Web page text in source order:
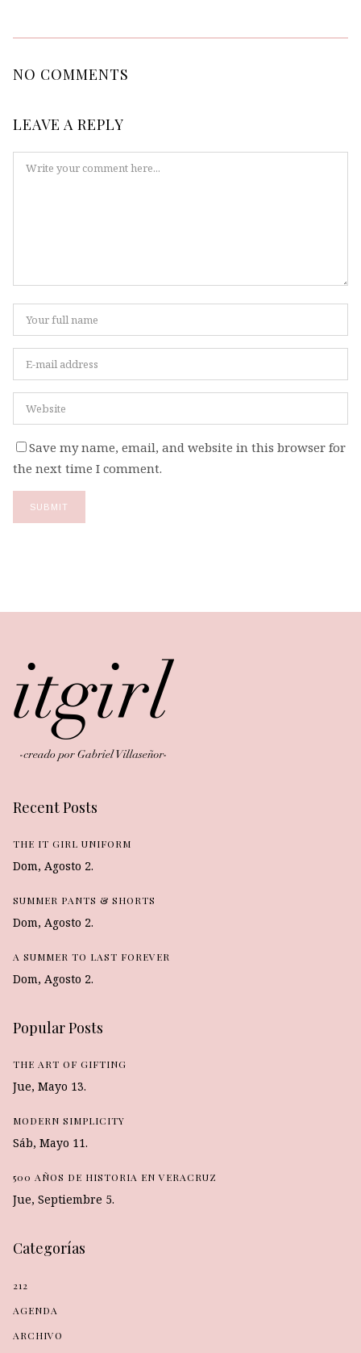
NO COMMENTS
LEAVE A REPLY
Save my name, email, and website in this browser for
the next time I comment.
Recent Posts
THE IT GIRL UNIFORM
Dom, Agosto 2.
SUMMER PANTS & SHORTS
Dom, Agosto 2.
A SUMMER TO LAST FOREVER
Dom, Agosto 2.
Popular Posts
THE ART OF GIFTING
Jue, Mayo 13.
MODERN SIMPLICITY
Sáb, Mayo 11.
500 AÑOS DE HISTORIA EN VERACRUZ
Jue, Septiembre 5.
Categorías
212
AGENDA
ARCHIVO